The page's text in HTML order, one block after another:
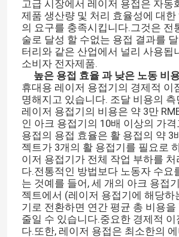
고급 시장에서 레이저 용접은 자동
제품 생산량 및 처리 효율성에 대한
의 요구를 충족시킵니다.그것은 전
술로 달성 할 수없는 용접 결과를
터리와 같은 산업에서 널리 사용됩
소비자 전자제품.
높은 용접 효율 과 낮은 노동 비
휴대용 레이저 용접기의 경제적 이
명해지고 있습니다. 조달 비용의
레이저 용접기의 비용은 약 3만
인 아크 용접기의 10배 이상의 가
용접의 용접 효율은 활 용접의 약 3
젝트가 3개의 활 용접기를 필요로
이저 용접기가 전체 작업 부하를 처
다.전통적인 방법보다 노동자 수요
는 것예를 들어, 세 개의 아크 용접
젝트에서 (레이저 용접기에 해당하
기로 전환하면 연간 평균 총 비용을
줄일 수 있습니다.중요한 경제적 이
다.또한, 레이저 용접은 최소한의